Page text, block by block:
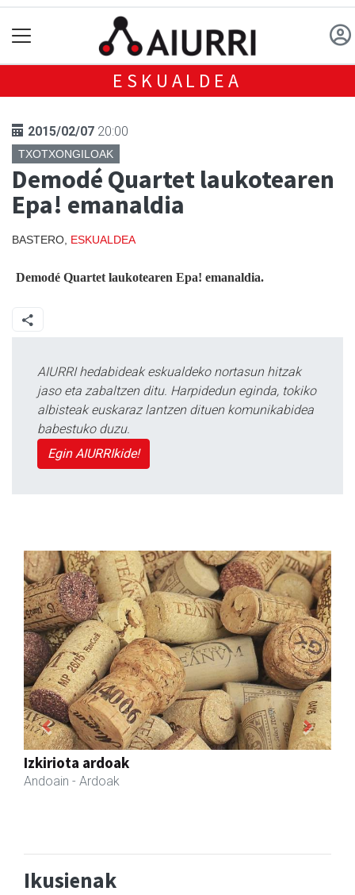
ESKUALDEA
2015/02/07 20:00
TXOTXONGILOAK
Demodé Quartet laukotearen
Epa! emanaldia
BASTERO, ESKUALDEA
Demodé Quartet laukotearen Epa! emanaldia.
AIURRI hedabideak eskualdeko nortasun hitzak
jaso eta zabaltzen ditu. Harpidedun eginda, tokiko
albisteak euskaraz lantzen dituen komunikabidea
babestuko duzu.
Egin AIURRIkide!
Previous Next
Ikusienak